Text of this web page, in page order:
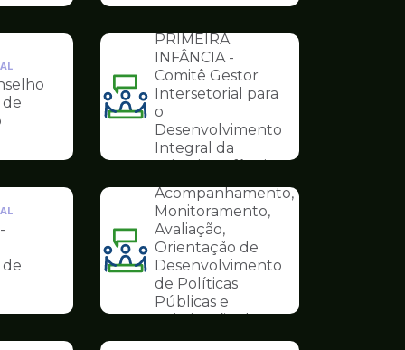
de
Conselhos
Ilustração
da
pagina
de
Conselhos
PRIMEIRA
INFÂNCIA -
Comitê Gestor
Intersetorial para
o
Desenvolvimento
Integral da
Primeira Infância
Ilustração
da
pagina
de
Conselhos
INSTITUCIONAL
COMITÊ ODS -
Comitê Municipal
Acompanhamento,
Monitoramento,
Avaliação,
Orientação de
Desenvolvimento
de Políticas
Públicas e
Otimização dos
Objetivos do